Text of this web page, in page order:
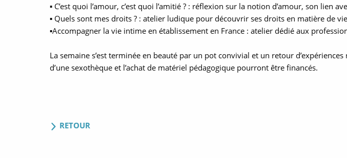
▪ C’est quoi l’amour, c’est quoi l’amitié ? : réflexion sur la notion d’amour, son lien
▪ Quels sont mes droits ? : atelier ludique pour découvrir ses droits en matière de
▪Accompagner la vie intime en établissement en France : atelier dédié aux
La semaine s’est terminée en beauté par un pot convivial et un retour
d’une sexothèque et l’achat de matériel pédagogique pourront être financés.
RETOUR